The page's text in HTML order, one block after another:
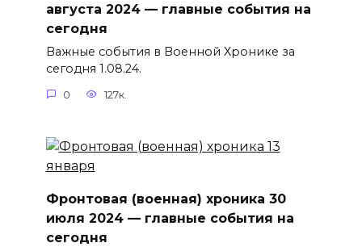
августа 2024 — главные события на
сегодня
Важные события в Военной Хронике за
сегодня 1.08.24.
0 127к.
Фронтовая (военная) хроника 30
июля 2024 — главные события на
сегодня